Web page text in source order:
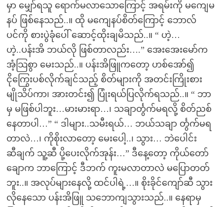
မှာ မျှော်ရသူ ရောက်မလာသောကြောင့် အရမ်းကို မကျေမ
နပ် ဖြစ်နေသည်..။ ထို မကျေနပ်စိတ်ကြောင့် ဘောလ်
ပင်ကို စားပွဲခုံပေါ် ဆောင့်ထိုးချမိသည်..။ “ ဟဲ့…
ဟဲ့..ပန်းအိ ဘယ်လို ဖြစ်တာလည်း….” အေးအေးမော်က
အံ့သြစွာ မေးသည်..။ ပန်းအိဖြူကတော့ ဟစ်အော်၍
ငိုကြွေးပစ်လိုက်ချင်သည့် စိတ်များကို အတင်းကြိုးစား
မျိုသိပ်ကာ၊ အားတင်း၍ ပြုံးရယ်ပြလိုက်ရသည်..။ “ ဘာ
မှ မဖြစ်ပါဘူး…မားမားရာ…၊ သချာင်္တွက်မရလို့ စိတ်ညစ်
နေတာပါ…” “ ဒါများ..သမီးရယ်… ဘယ်သချာ င်္တွက်မရ
တာလဲ…၊ ကိုစိုးလာတော့ မေးပေါ့..၊ သွား… ဘဲပေါင်း
ဆီချက် သူ့ဆီ ပို့ပေးလိုက်အုန်း…” ဒီနေ့တော့ ကိုယ်တော်
ချောက ဘာကြောင့် ဒီဘက် ကူးမလာတာလဲ မပြောတတ်
ဘူး..။ အလုပ်များနေလို့ ထင်ပါရဲ့…။ စိုးခိုင်ကျော်ဆီ သွား
လိုနေသော ပန်းအိဖြူ သဘောကျသွားသည်..။ နေရာမှ